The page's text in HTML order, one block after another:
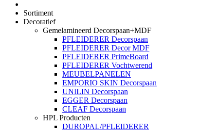
Sortiment
Decoratief
Gemelamineerd Decorspaan+MDF
PFLEIDERER Decorspaan
PFLEIDERER Decor MDF
PFLEIDERER PrimeBoard
PFLEIDERER Vochtwerend
MEUBELPANELEN
EMPORIO SKIN Decorspaan
UNILIN Decorspaan
EGGER Decorspaan
CLEAF Decorspaan
HPL Producten
DUROPAL/PFLEIDERER